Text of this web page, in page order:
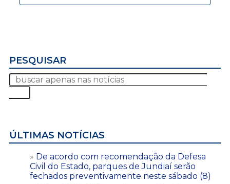
PESQUISAR
ÚLTIMAS NOTÍCIAS
De acordo com recomendação da Defesa
Civil do Estado, parques de Jundiaí serão
fechados preventivamente neste sábado (8)